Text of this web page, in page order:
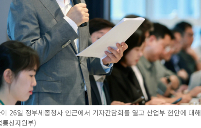
26일 정부세종청사 인근에서 기자간담회를 열고 산업부 현안에 대해
상자원부)